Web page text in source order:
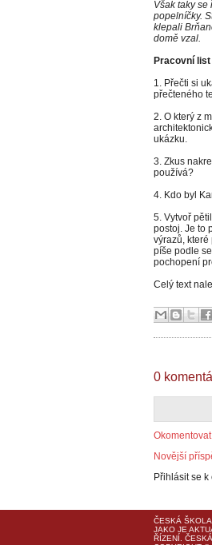
Však taky
popelníčky.
klepali
domě vzal.
Pracovní
1. Přečti si
přečteného
2. O který z
ukázku.
3. Zkus
používá?
4. Kdo byl
5. Vytvoř
postoj. Je to
výrazů, které
píše podle
pochopení
Celý text
0
Okomentovat
Novější
Přihlásit se k
ČESKÁ ŠKOLA
JAKO JE
ŘÍZENÍ.